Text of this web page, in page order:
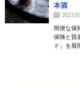
本酒
簡便な保
保険と貿
ド」を展